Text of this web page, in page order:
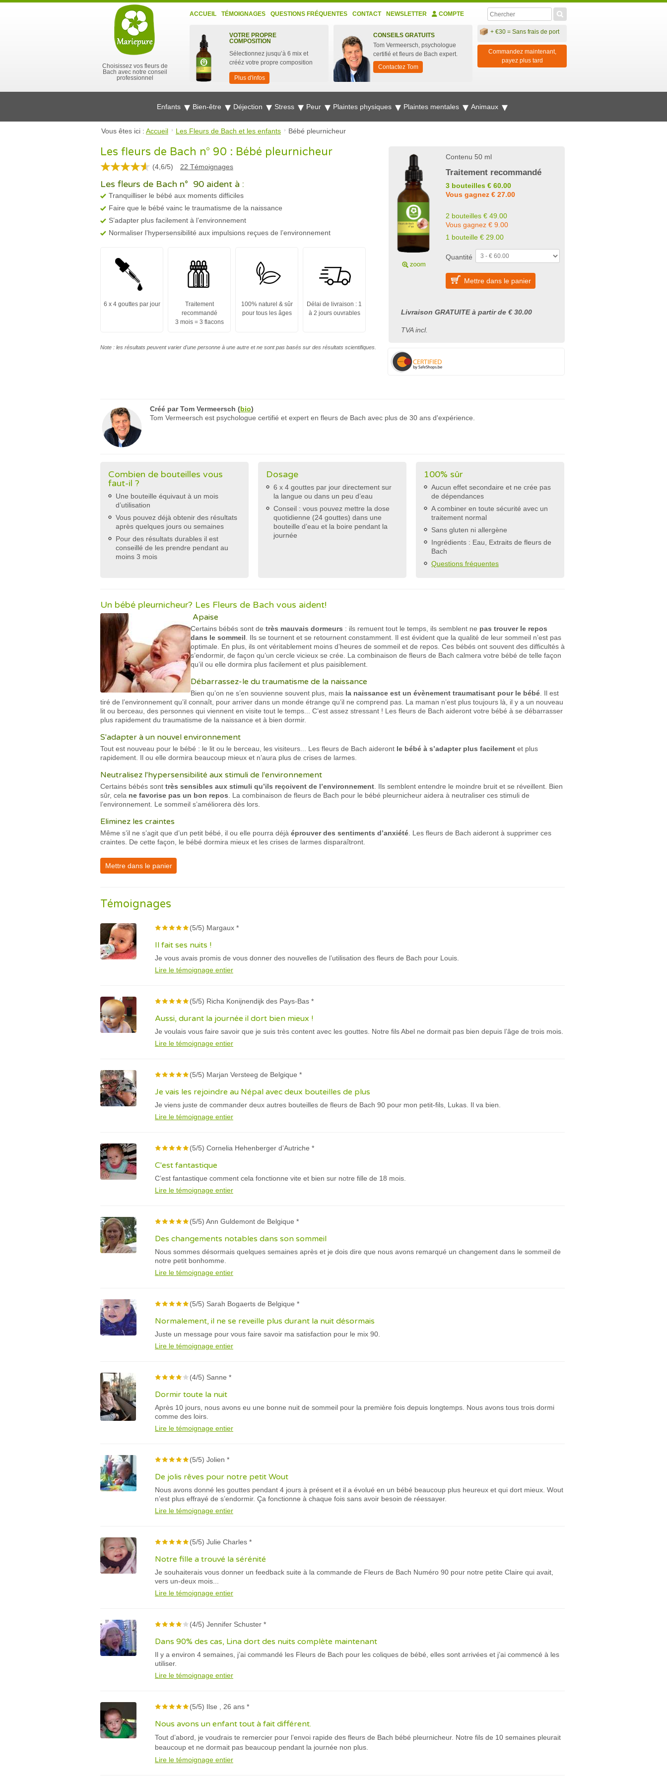
Choisissez vos fleurs de
Bach avec notre conseil
professionnel
ACCUEIL TÉMOIGNAGES QUESTIONS FRÉQUENTES CONTACT NEWSLETTER COMPTE
VOTRE PROPRE
COMPOSITION
Sélectionnez jusqu’à 6 mix et
crééz votre propre composition
Plus d'infos
CONSEILS GRATUITS
Tom Vermeersch, psychologue
certifié et fleurs de Bach expert.
Contactez Tom
+ €30 = Sans frais de port
Commandez maintenant,
payez plus tard
Enfants Bien-être Déjection Stress Peur Plaintes physiques Plaintes mentales Animaux
Vous êtes ici : Accueil Les Fleurs de Bach et les enfants Bébé pleurnicheur
Les fleurs de Bach n° 90 : Bébé pleurnicheur
(4,6/5) 22 Témoignages
Les fleurs de Bach n° 90 aident à :
Tranquilliser le bébé aux moments difficiles
Faire que le bébé vainc le traumatisme de la naissance
S’adapter plus facilement à l’environnement
Normaliser l’hypersensibilité aux impulsions reçues de l’environnement
6 x 4 gouttes par jour
Traitement
recommandé
3 mois = 3 flacons
100% naturel & sûr
pour tous les âges
Délai de livraison : 1
à 2 jours ouvrables
Note : les résultats peuvent varier d'une personne à une autre et ne sont pas basés sur des résultats scientifiques.
Contenu 50 ml
Traitement recommandé
3 bouteilles € 60.00
Vous gagnez € 27.00
2 bouteilles € 49.00
Vous gagnez € 9.00
1 bouteille € 29.00
Quantité
Mettre dans le panier
Livraison GRATUITE à partir de € 30.00
TVA incl.
Créé parTom Vermeersch (bio)
Tom Vermeersch est psychologue certifié et expert en fleurs de Bach avec plus de 30 ans d'expérience.
Combien de bouteilles vous
faut-il ?
Une bouteille équivaut à un mois
d’utilisation
Vous pouvez déjà obtenir des résultats
après quelques jours ou semaines
Pour des résultats durables il est
conseillé de les prendre pendant au
moins 3 mois
Dosage
6 x 4 gouttes par jour directement sur
la langue ou dans un peu d’eau
Conseil : vous pouvez mettre la dose
quotidienne (24 gouttes) dans une
bouteille d’eau et la boire pendant la
journée
100% sûr
Aucun effet secondaire et ne crée pas
de dépendances
A combiner en toute sécurité avec un
traitement normal
Sans gluten ni allergène
Ingrédients : Eau, Extraits de fleurs de
Bach
Questions fréquentes
Un bébé pleurnicheur? Les Fleurs de Bach vous aident!
Apaise
Certains bébés sont de très mauvais dormeurs : ils remuent tout le temps, ils semblent ne pas trouver le repos
dans le sommeil . Ils se tournent et se retournent constamment. Il est évident que la qualité de leur sommeil n’est pas
optimale. En plus, ils ont véritablement moins d’heures de sommeil et de repos. Ces bébés ont souvent des difficultés à
s’endormir, de façon qu’un cercle vicieux se crée. La combinaison de fleurs de Bach calmera votre bébé de telle façon
qu’il ou elle dormira plus facilement et plus paisiblement.
Débarrassez-le du traumatisme de la naissance
Bien qu’on ne s’en souvienne souvent plus, mais la naissance est un évènement traumatisant pour le bébé . Il est
tiré de l’environnement qu’il connaît, pour arriver dans un monde étrange qu’il ne comprend pas. La maman n’est plus toujours là, il y a un nouveau
lit ou berceau, des personnes qui viennent en visite tout le temps... C’est assez stressant ! Les fleurs de Bach aideront votre bébé à se débarrasser
plus rapidement du traumatisme de la naissance et à bien dormir.
S'adapter à un nouvel environnement
Tout est nouveau pour le bébé : le lit ou le berceau, les visiteurs... Les fleurs de Bach aideront le bébé à s’adapter plus facilement et plus
rapidement. Il ou elle dormira beaucoup mieux et n’aura plus de crises de larmes.
Neutralisez l'hypersensibilité aux stimuli de l'environnement
Certains bébés sont très sensibles aux stimuli qu’ils reçoivent de l’environnement . Ils semblent entendre le moindre bruit et se réveillent. Bien
sûr, cela ne favorise pas un bon repos . La combinaison de fleurs de Bach pour le bébé pleurnicheur aidera à neutraliser ces stimuli de
l’environnement. Le sommeil s’améliorera dès lors.
Eliminez les craintes
Même s’il ne s’agit que d’un petit bébé, il ou elle pourra déjà éprouver des sentiments d’anxiété . Les fleurs de Bach aideront à supprimer ces
craintes. De cette façon, le bébé dormira mieux et les crises de larmes disparaîtront.
Mettre dans le panier
Témoignages
(5/5) Margaux *
Il fait ses nuits !
Je vous avais promis de vous donner des nouvelles de l’utilisation des fleurs de Bach pour Louis.
Lire le témoignage entier
(5/5) Richa Konijnendijk des Pays-Bas *
Aussi, durant la journée il dort bien mieux !
Je voulais vous faire savoir que je suis très content avec les gouttes. Notre fils Abel ne dormait pas bien depuis l’âge de trois mois.
Lire le témoignage entier
(5/5) Marjan Versteeg de Belgique *
Je vais les rejoindre au Népal avec deux bouteilles de plus
Je viens juste de commander deux autres bouteilles de fleurs de Bach 90 pour mon petit-fils, Lukas. Il va bien.
Lire le témoignage entier
(5/5) Cornelia Hehenberger d’Autriche *
C'est fantastique
C’est fantastique comment cela fonctionne vite et bien sur notre fille de 18 mois.
Lire le témoignage entier
(5/5) Ann Guldemont de Belgique *
Des changements notables dans son sommeil
Nous sommes désormais quelques semaines après et je dois dire que nous avons remarqué un changement dans le sommeil de
notre petit bonhomme.
Lire le témoignage entier
(5/5) Sarah Bogaerts de Belgique *
Normalement, il ne se reveille plus durant la nuit désormais
Juste un message pour vous faire savoir ma satisfaction pour le mix 90.
Lire le témoignage entier
(4/5) Sanne *
Dormir toute la nuit
Après 10 jours, nous avons eu une bonne nuit de sommeil pour la première fois depuis longtemps. Nous avons tous trois dormi
comme des loirs.
Lire le témoignage entier
(5/5) Jolien *
De jolis rêves pour notre petit Wout
Nous avons donné les gouttes pendant 4 jours à présent et il a évolué en un bébé beaucoup plus heureux et qui dort mieux. Wout
n’est plus effrayé de s’endormir. Ça fonctionne à chaque fois sans avoir besoin de réessayer.
Lire le témoignage entier
(5/5) Julie Charles *
Notre fille a trouvé la sérénité
Je souhaiterais vous donner un feedback suite à la commande de Fleurs de Bach Numéro 90 pour notre petite Claire qui avait,
vers un-deux mois...
Lire le témoignage entier
(4/5) Jennifer Schuster *
Dans 90% des cas, Lina dort des nuits complète maintenant
Il y a environ 4 semaines, j’ai commandé les Fleurs de Bach pour les coliques de bébé, elles sont arrivées et j’ai commencé à les
utiliser.
Lire le témoignage entier
(5/5) Ilse , 26 ans *
Nous avons un enfant tout à fait différent.
Tout d’abord, je voudrais te remercier pour l’envoi rapide des fleurs de Bach bébé pleurnicheur. Notre fils de 10 semaines pleurait
beaucoup et ne dormait pas beaucoup pendant la journée non plus.
Lire le témoignage entier